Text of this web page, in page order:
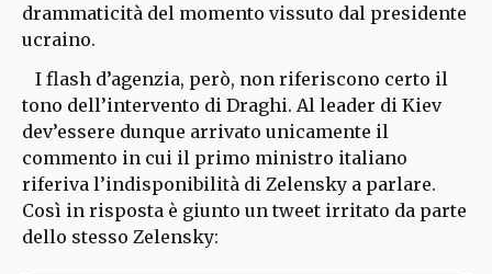
drammaticità del momento vissuto dal presidente
ucraino.
I flash d’agenzia, però, non riferiscono certo il
tono dell’intervento di Draghi. Al leader di Kiev
dev’essere dunque arrivato unicamente il
commento in cui il primo ministro italiano
riferiva l’indisponibilità di Zelensky a parlare.
Così in risposta è giunto un tweet irritato da parte
dello stesso Zelensky: